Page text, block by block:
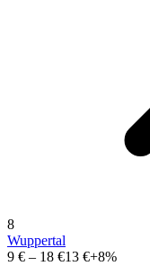
8
Wuppertal
9 € – 18 €13 €+8%